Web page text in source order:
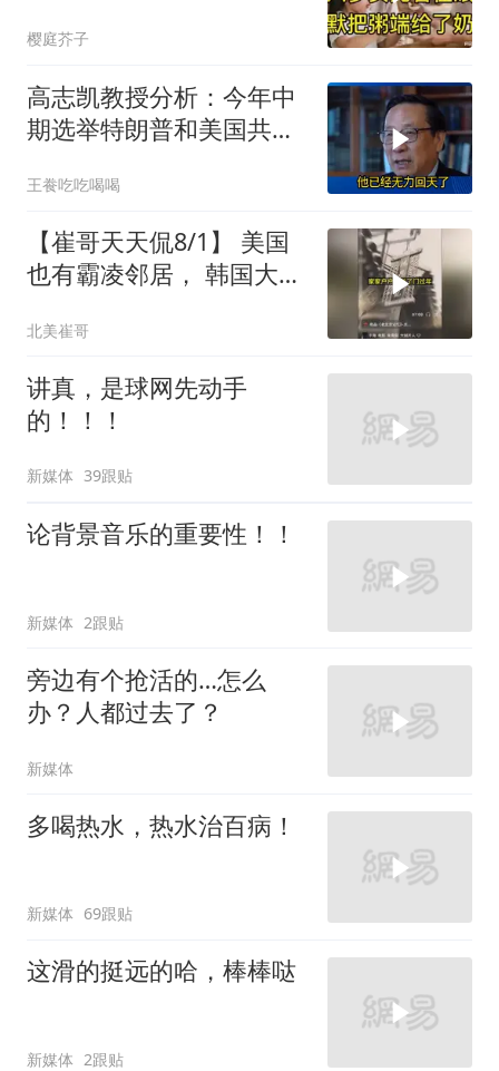
樱庭芥子
高志凯教授分析：今年中
期选举特朗普和美国共和
王飬吃吃喝喝
【崔哥天天侃8/1】 美国
也有霸凌邻居， 韩国大爷
北美崔哥
讲真，是球网先动手
的！！！
新媒体 39跟贴
论背景音乐的重要性！！
新媒体 2跟贴
旁边有个抢活的…怎么
办？人都过去了？
新媒体
多喝热水，热水治百病！
新媒体 69跟贴
这滑的挺远的哈，棒棒哒
新媒体 2跟贴